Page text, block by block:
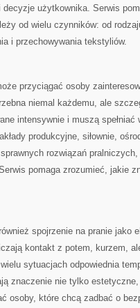
użytkownika. Serwis
od wielu czynników: od
i przechowywania tekstyliów.
przyciągać osoby
niemal każdemu, ale
intensywnie i muszą spełniać
produkcyjne, siłownie,
rozwiązań
pomaga zrozumieć, jakie
spojrzenie na pranie jako
kontakt z potem, kurzem,
sytuacjach odpowiednia
znaczenie nie tylko
osoby, które chcą zadbać o